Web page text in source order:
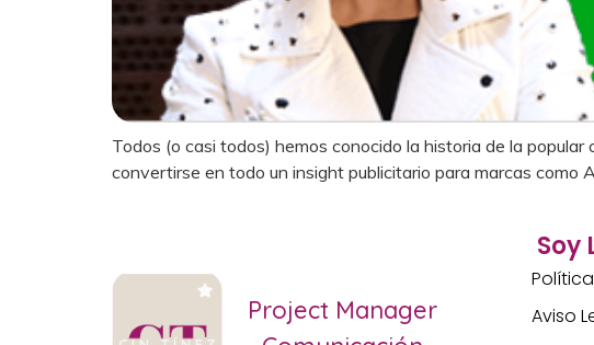
Todos (o casi todos) hemos conocido la historia de la
convertirse en todo un insight publicitario para marcas como
Project Manager
Soy
Aviso